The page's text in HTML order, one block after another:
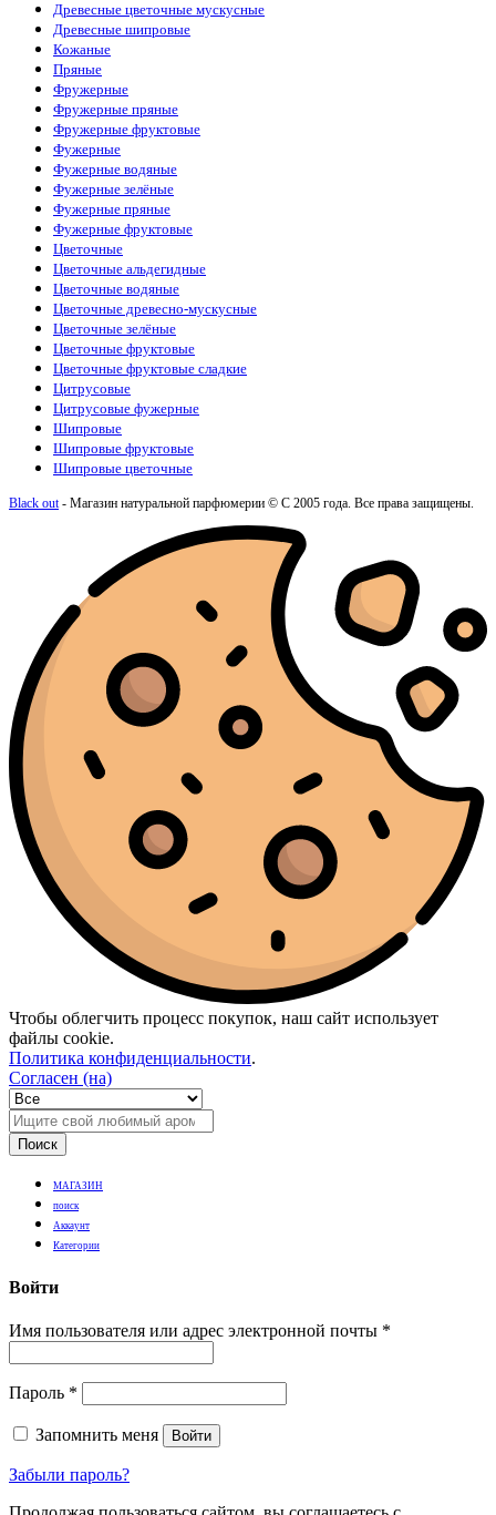
Древесные цветочные мускусные
Древесные шипровые
Кожаные
Пряные
Фружерные
Фружерные пряные
Фружерные фруктовые
Фужерные
Фужерные водяные
Фужерные зелёные
Фужерные пряные
Фужерные фруктовые
Цветочные
Цветочные альдегидные
Цветочные водяные
Цветочные древесно-мускусные
Цветочные зелёные
Цветочные фруктовые
Цветочные фруктовые сладкие
Цитрусовые
Цитрусовые фужерные
Шипровые
Шипровые фруктовые
Шипровые цветочные
Black out- Магазин натуральной парфюмерии © С 2005 года. Все права защищены.
Чтобы облегчить процесс покупок, наш сайт использует
файлы cookie.
Политика конфиденциальности.
Согласен (на)
Поиск
МАГАЗИН
поиск
Аккаунт
Категории
Войти
Имя пользователя или адрес электронной почты *
Пароль *
Запомнить меня Войти
Забыли пароль?